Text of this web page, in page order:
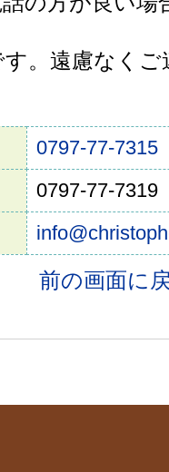
。遠慮なくご
0797-77-7315
0797-77-7319
前の画面に